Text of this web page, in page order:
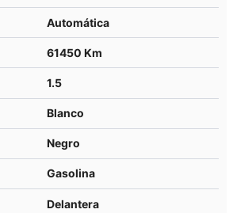
Automática
61450 Km
1.5
Blanco
Negro
Gasolina
Delantera